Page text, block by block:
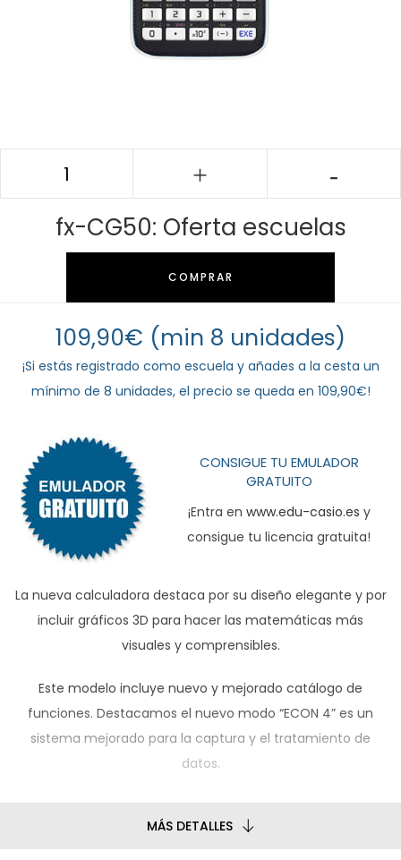
fx-CG50: Oferta escuelas
COMPRAR
109,90€ (min 8 unidades)
¡Si estás registrado como escuela y añades a la cesta un
mínimo de 8 unidades, el precio se queda en 109,90€!
CONSIGUE TU EMULADOR
GRATUITO
¡Entra en www.edu-casio.es y
consigue tu licencia gratuita!
La nueva calculadora destaca por su diseño elegante y por
incluir gráficos 3D para hacer las matemáticas más
visuales y comprensibles.
Este modelo incluye nuevo y mejorado catálogo de
funciones. Destacamos el nuevo modo “ECON 4” es un
sistema mejorado para la captura y el tratamiento de
datos.
MÁS DETALLES